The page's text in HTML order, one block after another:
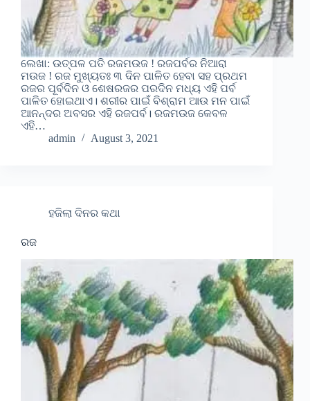
ଲେଖା: ଉତ୍ପଳ ପତି ରଜମଉଜ ! ରଜପର୍ବର ନିଆରା
ମଉଜ ! ରଜ ମୁଖ୍ୟତଃ ୩ ଦିନ ପାଳିତ ହେବା ସହ ପ୍ରଥମ
ରଜର ପୂର୍ବଦିନ ଓ ଶେଷରଜର ପରଦିନ ମଧ୍ୟ ଏହି ପର୍ବ
ପାଳିତ ହୋଇଥାଏ। ଶରୀର ପାଇଁ ବିଶ୍ରାମ ଆଉ ମନ ପାଇଁ
ଆନନ୍ଦର ଅବସର ଏହି ରଜପର୍ବ। ରଜମଉଜ କେବଳ
ଏହି…
admin
August 3, 2021
ହଜିଲା ଦିନର କଥା
ରଜ